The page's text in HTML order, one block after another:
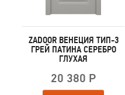
ZADOOR ВЕНЕЦИЯ ТИП-3
ГРЕЙ ПАТИНА СЕРЕБРО
ГЛУХАЯ
20 380 Р